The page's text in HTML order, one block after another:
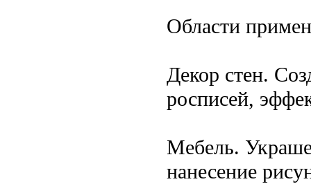
Области
Декор стен.
росписей,
Мебель.
нанесение